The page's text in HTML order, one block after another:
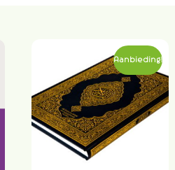
Aanbieding!